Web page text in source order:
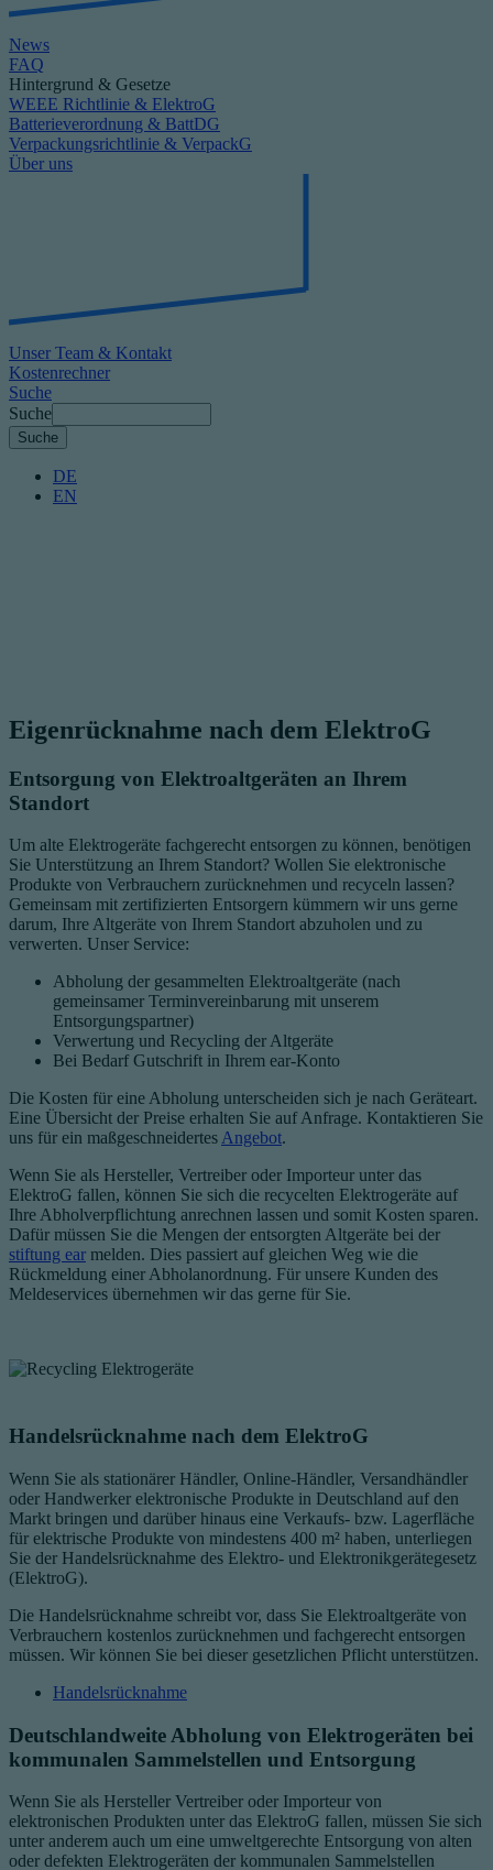
News
FAQ
Hintergrund & Gesetze
WEEE Richtlinie & ElektroG
Batterieverordnung & BattDG
Verpackungsrichtlinie & VerpackG
Über uns
Unser Team & Kontakt
Kostenrechner
Suche
Suche
DE
EN
Eigenrücknahme nach dem ElektroG
Entsorgung von Elektroaltgeräten an Ihrem
Standort
Um alte Elektrogeräte fachgerecht entsorgen zu können, benötigen
Sie Unterstützung an Ihrem Standort? Wollen Sie elektronische
Produkte von Verbrauchern zurücknehmen und recyceln lassen?
Gemeinsam mit zertifizierten Entsorgern kümmern wir uns gerne
darum, Ihre Altgeräte von Ihrem Standort abzuholen und zu
verwerten. Unser Service:
Abholung der gesammelten Elektroaltgeräte (nach
gemeinsamer Terminvereinbarung mit unserem
Entsorgungspartner)
Verwertung und Recycling der Altgeräte
Bei Bedarf Gutschrift in Ihrem ear-Konto
Die Kosten für eine Abholung unterscheiden sich je nach Geräteart.
Eine Übersicht der Preise erhalten Sie auf Anfrage. Kontaktieren Sie
uns für ein maßgeschneidertesAngebot.
Wenn Sie als Hersteller, Vertreiber oder Importeur unter das
ElektroG fallen, können Sie sich die recycelten Elektrogeräte auf
IhreAbholverpflichtung anrechnen lassen und somit Kosten sparen.
Dafür müssen Sie die Mengen der entsorgten Altgeräte bei der
stiftung ear melden. Dies passiert auf gleichen Weg wie die
Rückmeldung einer Abholanordnung. Für unsere Kunden des
Meldeservices übernehmen wir das gerne für Sie.
Handelsrücknahme nach dem ElektroG
Wenn Sie als stationärer Händler, Online-Händler, Versandhändler
oder Handwerker elektronische Produkte in Deutschland auf den
Markt bringen und darüber hinaus eine Verkaufs- bzw. Lagerfläche
für elektrische Produkte von mindestens 400 m² haben, unterliegen
Sie der Handelsrücknahme des Elektro- und Elektronikgerätegesetz
(ElektroG).
Die Handelsrücknahme schreibt vor, dass Sie Elektroaltgeräte von
Verbrauchern kostenlos zurücknehmen und fachgerecht entsorgen
müssen. Wir können Sie bei dieser gesetzlichen Pflicht unterstützen.
Handelsrücknahme
Deutschlandweite Abholung von Elektrogeräten bei
kommunalen Sammelstellen und Entsorgung
Wenn Sie als Hersteller Vertreiber oder Importeur von
elektronischen Produkten unter das ElektroG fallen, müssen Sie sich
unter anderem auch um eine umweltgerechte Entsorgung von alten
oder defekten Elektrogeräten der kommunalen Sammelstellen